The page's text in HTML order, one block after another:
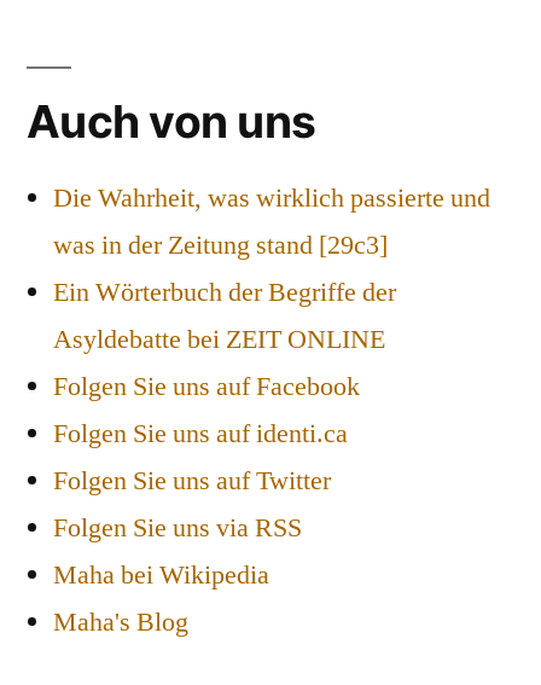
Auch von uns
Die Wahrheit, was wirklich passierte und
was in der Zeitung stand [29c3]
Ein Wörterbuch der Begriffe der
Asyldebatte bei ZEIT ONLINE
Folgen Sie uns auf Facebook
Folgen Sie uns auf identi.ca
Folgen Sie uns auf Twitter
Folgen Sie uns via RSS
Maha bei Wikipedia
Maha's Blog